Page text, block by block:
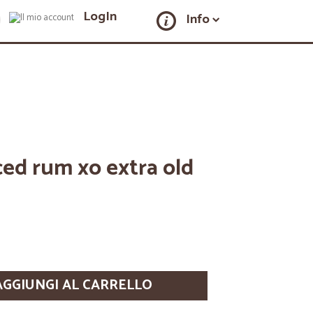
LogIn Info
rum xo extra old
AL CARRELLO